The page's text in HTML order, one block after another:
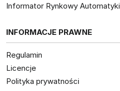
Informator Rynkowy Automatyki
INFORMACJE PRAWNE
Regulamin
Licencje
Polityka prywatności